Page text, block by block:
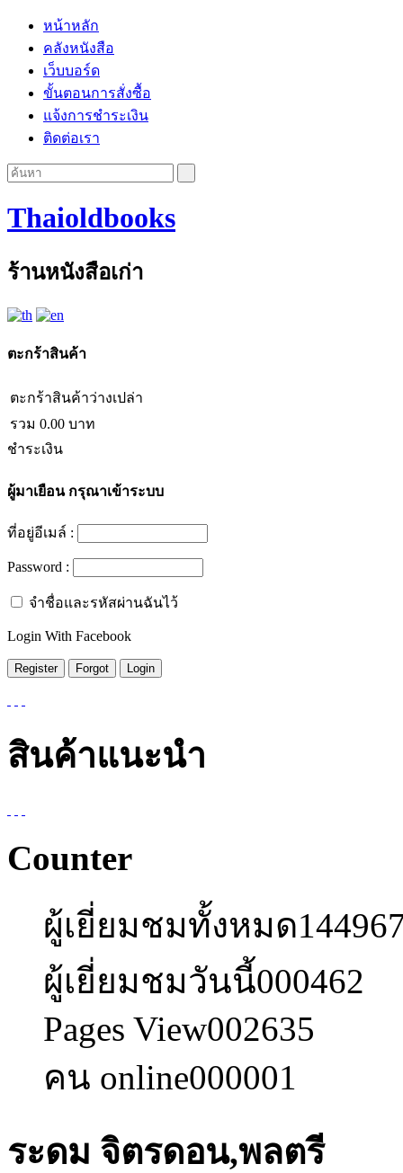
หน้าหลัก
คลังหนังสือ
เว็บบอร์ด
ขั้นตอนการสั่งซื้อ
แจ้งการชำระเงิน
ติดต่อเรา
Thaioldbooks
ร้านหนังสือเก่า
ตะกร้าสินค้า
ตะกร้าสินค้าว่างเปล่า
รวม 0.00 บาท
ชำระเงิน
ผู้มาเยือนกรุณาเข้าระบบ
ที่อยู่อีเมล์ :
Password :
จำชื่อและรหัสผ่านฉันไว้
Login With Facebook
สินค้าแนะนำ
Counter
ผู้เยี่ยมชมทั้งหมด
ผู้เยี่ยมชมวันนี้000462
Pages View002635
คน online000001
ระดม จิตรดอน,พลตรี